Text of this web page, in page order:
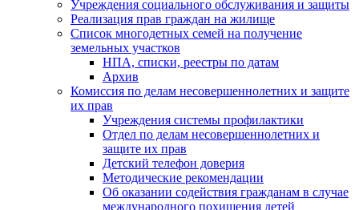
Учреждения социального обслуживания и защиты
Реализация прав граждан на жилище
Список многодетных семей на получение
земельных участков
НПА, списки, реестры по датам
Архив
Комиссия по делам несовершеннолетних и защите
их прав
Учреждения системы профилактики
Отдел по делам несовершеннолетних и
защите их прав
Детский телефон доверия
Методические рекомендации
Об оказании содействия гражданам в случае
международного похищения детей